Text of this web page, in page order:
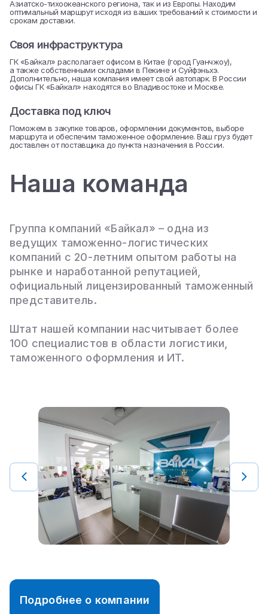
Азиатско-тихоокеанского региона, так и из Европы. Находим
оптимальный маршрут исходя из ваших требований к стоимости и
срокам доставки.
Cвоя инфраструктура
ГК «Байкал» располагает офисом в Китае (город Гуанчжоу),
а также собственными складами в Пекине и Суйфэньхэ.
Дополнительно, наша компания имеет свой автопарк. В России
офисы ГК «Байкал» находятся во Владивостоке и Москве.
Доставка под ключ
Поможем в закупке товаров, оформлении документов, выборе
маршрута и обеспечим таможенное оформление. Ваш груз будет
доставлен от поставщика до пункта назначения в России.
Наша команда
Группа компаний «Байкал» – одна из
ведущих таможенно-логистических
компаний с 20-летним опытом работы на
рынке и наработанной репутацией,
официальный лицензированный таможенный
представитель.
Штат нашей компании насчитывает более
100 специалистов в области логистики,
таможенного оформления и ИТ.
Подробнее о компании